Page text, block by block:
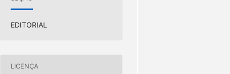
EDITORIAL
LICENÇA